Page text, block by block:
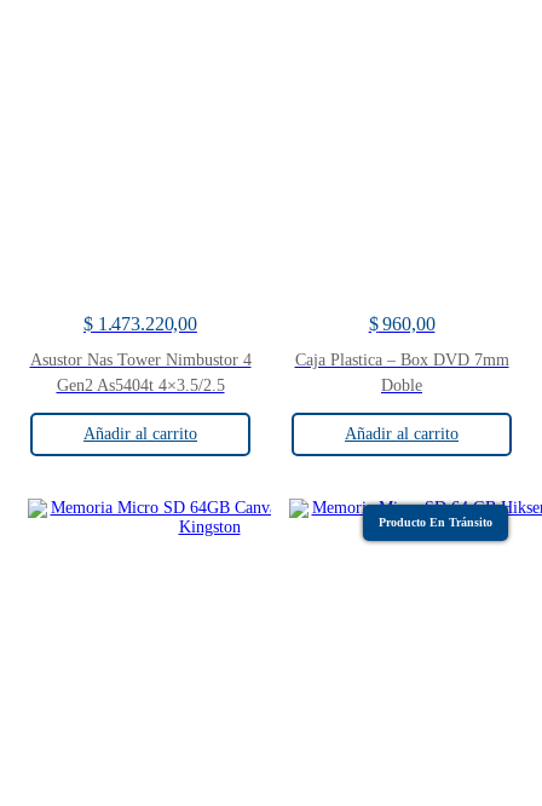
$1.473.220,00
Asustor Nas Tower Nimbustor 4
Gen2 As5404t 4×3.5/2.5
Añadir al carrito
$960,00
Caja Plastica – Box DVD 7mm
Doble
Añadir al carrito
Producto En Tránsito